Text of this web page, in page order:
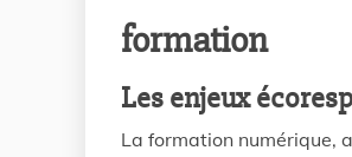
formation
Les enjeux
La formation numérique,